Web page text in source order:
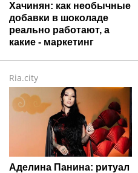
Хачинян: как необычные
добавки в шоколаде
реально работают, а
какие - маркетинг
Ria.city
Аделина Панина: ритуал